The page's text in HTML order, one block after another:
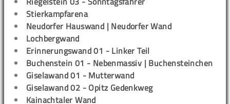
Stierkampfarena
Neudorfer Hauswand | Neudorfer Wand
Lochbergwand
Erinnerungswand 01 - Linker Teil
Buchenstein 01 - Nebenmassiv | Buchensteinchen
Giselawand 01 - Mutterwand
Giselawand 02 - Opitz Gedenkweg
Kainachtaler Wand